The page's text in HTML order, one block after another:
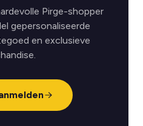
Pirge-shopper
gepersonaliseerde
en exclusieve